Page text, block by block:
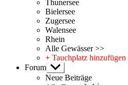
Thunersee
Bielersee
Zugersee
Walensee
Rhein
Alle Gewässer >>
+ Tauchplatz hinzufügen
Forum Untermenü
anzeigen
Neue Beiträge